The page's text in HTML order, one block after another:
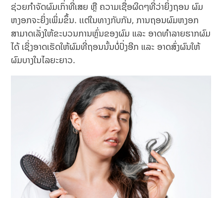
ຊ່ວຍກຳຈັດຜົມເກົ່າທີ່ເສຍ ຫຼື​ ຄວາມເຊື່ອຜິດໆທີ່ວ່າຍິ່ງຖອນ ຜົມ
ຫງອກຈະຍິ່ງເພິ່ມຂຶ້ນ​. ເເຕ່ໃນທາງກັບກັນ, ການຖອນຜົມຫງອກ
ສາມາດເລັ່ງໃຫ້ຂະບວນການຫຼົ່ນຂອງຜົມ ແລະ ອາດທໍາລາຍຮາກຜົມ
ໄດ້ ເຊິ່ງອາດເຮັດໃຫ້ຜົມທີ່ຖອນນັ້ນບໍ່ປົ່ງອີກ ແລະ ອາດສົ່ງຜົນໃຫ້
ຜົມບາງໃນໄລຍະຍາວ.